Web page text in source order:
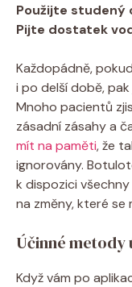
Použijte studený
Pijte dostatek
Každopádně,
i po delší době,
Mnoho pacientů
zásadní zásahy a
mít na paměti, že
ignorovány.
k dispozici
na změny, které
Účinné
Když vám po